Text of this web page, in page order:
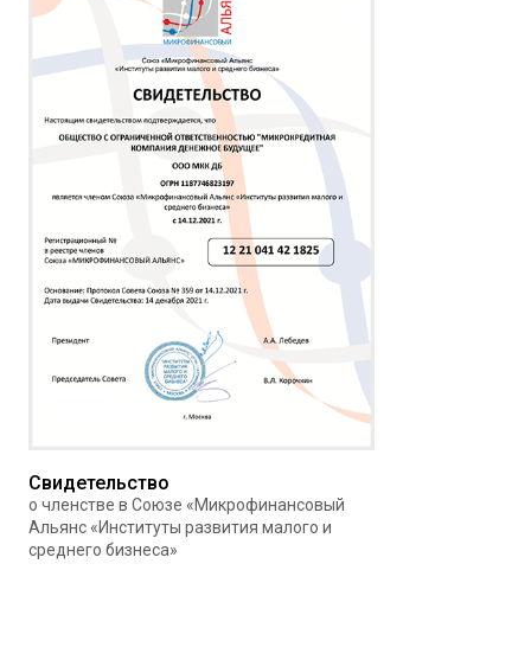
Свидетельство
о членстве в Союзе «Микрофинансовый
Альянс «Институты развития малого и
среднего бизнеса»